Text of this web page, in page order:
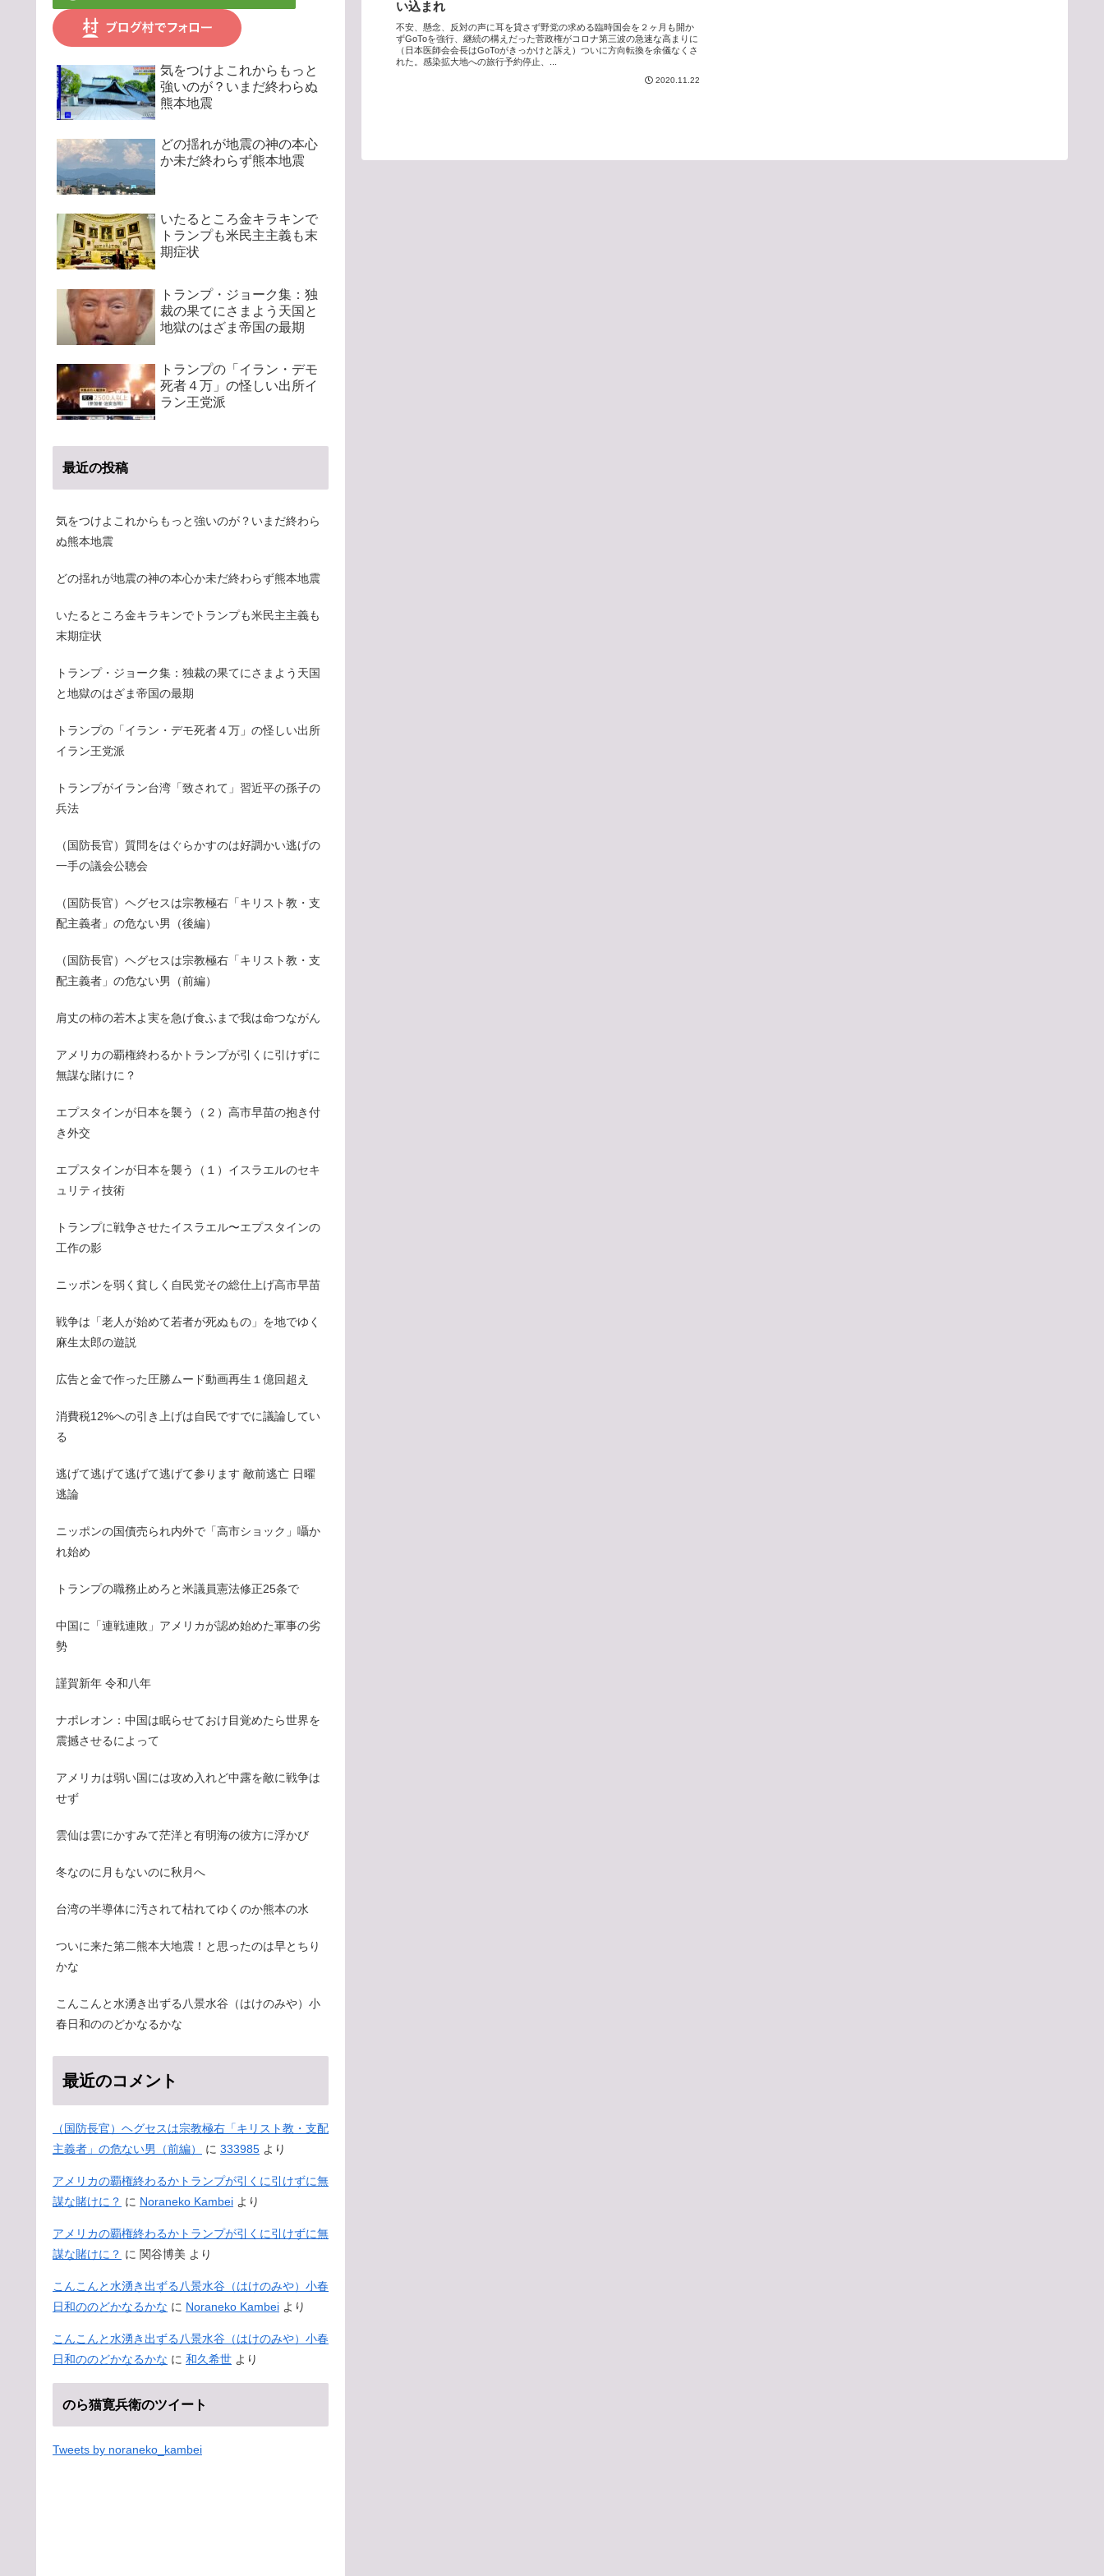
い込まれ
不安、懸念、反対の声に耳を貸さず野党の求める臨時国会を２ヶ月も開か
ずGoToを強行、継続の構えだった菅政権がコロナ第三波の急速な高まりに
（日本医師会会長はGoToがきっかけと訴え）ついに方向転換を余儀なくさ
れた。感染拡大地への旅行予約停止、...
2020.11.22
気をつけよこれからもっと
強いのが？いまだ終わらぬ
熊本地震
どの揺れが地震の神の本心
か未だ終わらず熊本地震
いたるところ金キラキンで
トランプも米民主主義も末
期症状
トランプ・ジョーク集：独
裁の果てにさまよう天国と
地獄のはざま帝国の最期
トランプの「イラン・デモ
死者４万」の怪しい出所イ
ラン王党派
最近の投稿
気をつけよこれからもっと強いのが？いまだ終わら
ぬ熊本地震
どの揺れが地震の神の本心か未だ終わらず熊本地震
いたるところ金キラキンでトランプも米民主主義も
末期症状
トランプ・ジョーク集：独裁の果てにさまよう天国
と地獄のはざま帝国の最期
トランプの「イラン・デモ死者４万」の怪しい出所
イラン王党派
トランプがイラン台湾「致されて」習近平の孫子の
兵法
（国防長官）質問をはぐらかすのは好調かい逃げの
一手の議会公聴会
（国防長官）ヘグセスは宗教極右「キリスト教・支
配主義者」の危ない男（後編）
（国防長官）ヘグセスは宗教極右「キリスト教・支
配主義者」の危ない男（前編）
肩丈の柿の若木よ実を急げ食ふまで我は命つながん
アメリカの覇権終わるかトランプが引くに引けずに
無謀な賭けに？
エプスタインが日本を襲う（２）高市早苗の抱き付
き外交
エプスタインが日本を襲う（１）イスラエルのセキ
ュリティ技術
トランプに戦争させたイスラエル〜エプスタインの
工作の影
ニッポンを弱く貧しく自民党その総仕上げ高市早苗
戦争は「老人が始めて若者が死ぬもの」を地でゆく
麻生太郎の遊説
広告と金で作った圧勝ムード動画再生１億回超え
消費税12%への引き上げは自民ですでに議論してい
る
逃げて逃げて逃げて逃げて参ります 敵前逃亡 日曜
逃論
ニッポンの国債売られ内外で「高市ショック」囁か
れ始め
トランプの職務止めろと米議員憲法修正25条で
中国に「連戦連敗」アメリカが認め始めた軍事の劣
勢
謹賀新年 令和八年
ナポレオン：中国は眠らせておけ目覚めたら世界を
震撼させるによって
アメリカは弱い国には攻め入れど中露を敵に戦争は
せず
雲仙は雲にかすみて茫洋と有明海の彼方に浮かび
冬なのに月もないのに秋月へ
台湾の半導体に汚されて枯れてゆくのか熊本の水
ついに来た第二熊本大地震！と思ったのは早とちり
かな
こんこんと水湧き出ずる八景水谷（はけのみや）小
春日和ののどかなるかな
最近のコメント
（国防長官）ヘグセスは宗教極右「キリスト教・支配
主義者」の危ない男（前編）
に 333985 より
アメリカの覇権終わるかトランプが引くに引けずに無
謀な賭けに？ に Noraneko Kambei より
アメリカの覇権終わるかトランプが引くに引けずに無
謀な賭けに？ に 関谷博美 より
こんこんと水湧き出ずる八景水谷（はけのみや）小春
日和ののどかなるかな に Noraneko Kambei より
こんこんと水湧き出ずる八景水谷（はけのみや）小春
日和ののどかなるかな に 和久希世 より
のら猫寛兵衛のツイート
Tweets by noraneko_kambei